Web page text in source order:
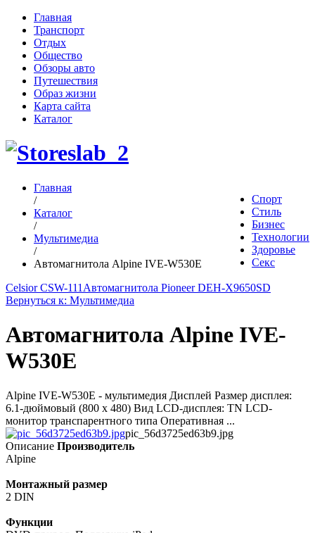
Главная
Транспорт
Отдых
Общество
Обзоры авто
Путешествия
Образ жизни
Карта сайта
Каталог
Спорт
Стиль
Бизнес
Технологии
Здоровье
Секс
Главная
/
Каталог
/
Мультимедиа
/
Автомагнитола Alpine IVE-W530E
Celsior CSW-111 Автомагнитола Pioneer DEH-X9650SD
Вернуться к: Мультимедиа
Автомагнитола Alpine IVE-
W530E
Alpine IVE-W530E - мультимедия Дисплей Размер дисплея:
6.1-дюймовый (800 х 480) Вид LCD-дисплея: TN LCD-
монитор транспарентного типа Оперативная ...
pic_56d3725ed63b9.jpg
Описание Производитель
Alpine
Монтажный размер
2 DIN
Функции